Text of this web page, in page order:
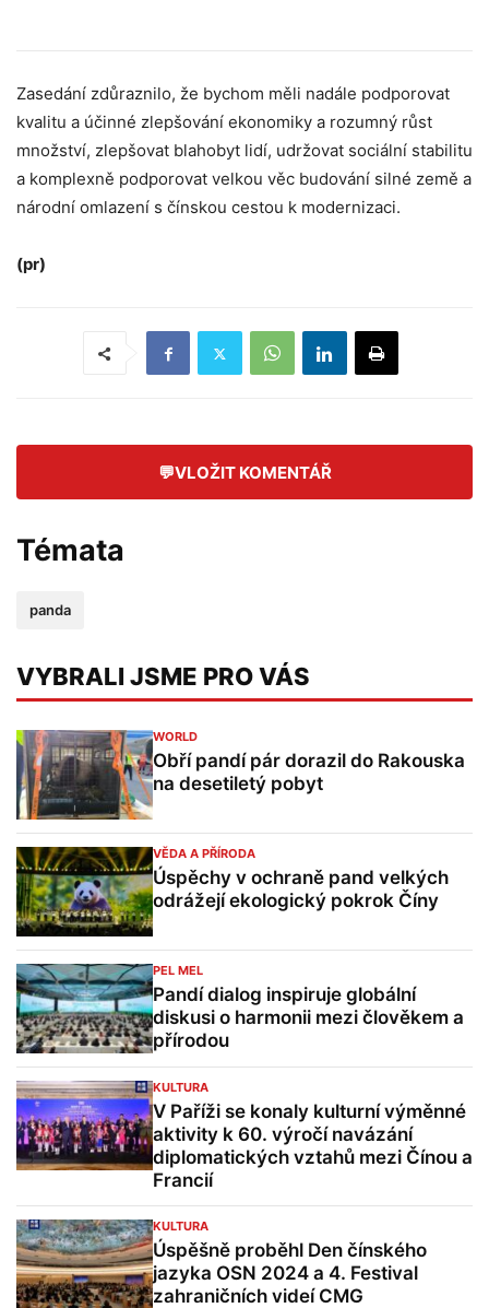
Zasedání zdůraznilo, že bychom měli nadále podporovat
kvalitu a účinné zlepšování ekonomiky a rozumný růst
množství, zlepšovat blahobyt lidí, udržovat sociální stabilitu
a komplexně podporovat velkou věc budování silné země a
národní omlazení s čínskou cestou k modernizaci.
(pr)
💬VLOŽIT KOMENTÁŘ
Témata
panda
VYBRALI JSME PRO VÁS
WORLD
Obří pandí pár dorazil do Rakouska
na desetiletý pobyt
VĚDA A PŘÍRODA
Úspěchy v ochraně pand velkých
odrážejí ekologický pokrok Číny
PEL MEL
Pandí dialog inspiruje globální
diskusi o harmonii mezi člověkem a
přírodou
KULTURA
V Paříži se konaly kulturní výměnné
aktivity k 60. výročí navázání
diplomatických vztahů mezi Čínou a
Francií
KULTURA
Úspěšně proběhl Den čínského
jazyka OSN 2024 a 4. Festival
zahraničních videí CMG